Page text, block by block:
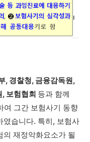
, 경찰청, 금융감독원,
보험협회 등과 함께
여 그간 보험사기 동향
였습니다. 특히, 보험사
재정악화요소가 될